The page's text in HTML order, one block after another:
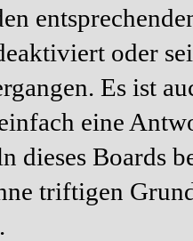
oder
Es ist
eine
dieses Boards
triftigen